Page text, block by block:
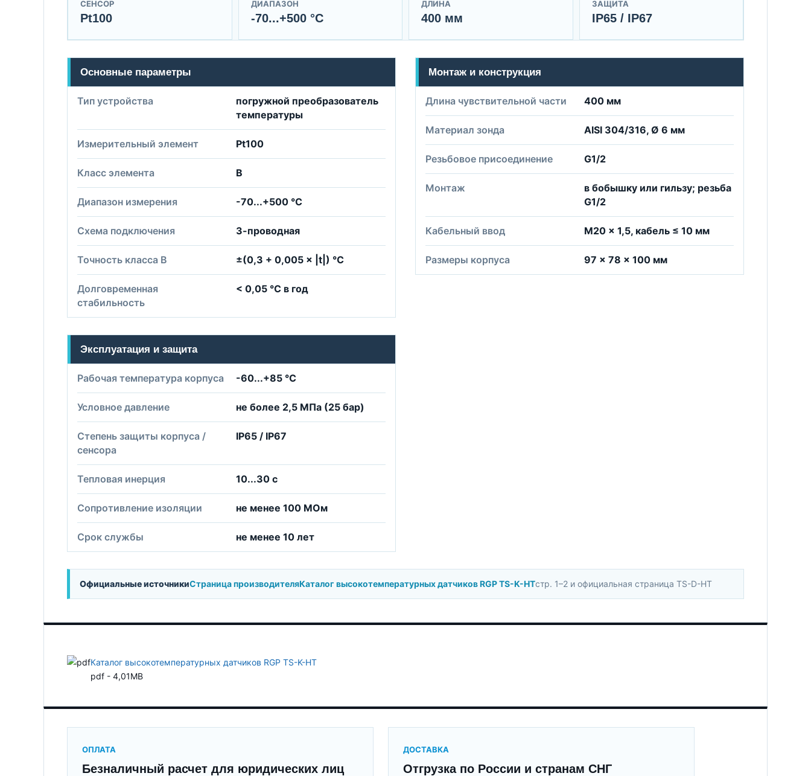
СЕНСОР
Pt100
ДИАПАЗОН
-70...+500 °C
ДЛИНА
400 мм
ЗАЩИТА
IP65 / IP67
Основные параметры
Тип устройства
погружной преобразователь
температуры
Измерительный элемент Pt100
Класс элемента B
Диапазон измерения -70...+500 °C
Схема подключения 3-проводная
Точность класса B ±(0,3 + 0,005 × |t|) °C
Долговременная
стабильность
< 0,05 °C в год
Монтаж и конструкция
Длина чувствительной части 400 мм
Материал зонда AISI 304/316, Ø 6 мм
Резьбовое присоединение G1/2
Монтаж
в бобышку или гильзу; резьба
G1/2
Кабельный ввод M20 × 1,5, кабель ≤ 10 мм
Размеры корпуса 97 × 78 × 100 мм
Эксплуатация и защита
Рабочая температура корпуса -60...+85 °C
Условное давление не более 2,5 МПа (25 бар)
Степень защиты корпуса /
сенсора
IP65 / IP67
Тепловая инерция 10...30 с
Сопротивление изоляции не менее 100 МОм
Срок службы не менее 10 лет
Официальные источникиСтраница производителяКаталог высокотемпературных датчиков RGP TS-K-HTстр. 1–2 и официальная страница TS-D-HT
Каталог высокотемпературных датчиков RGP TS-K-HT
pdf - 4,01MB
ОПЛАТА
Безналичный расчет для юридических лиц
ДОСТАВКА
Отгрузка по России и странам СНГ